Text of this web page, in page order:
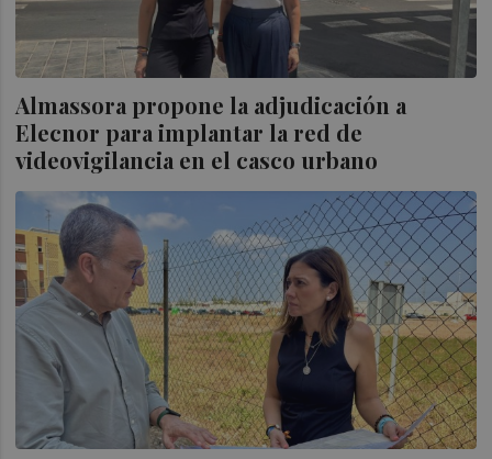
Almassora propone la adjudicación a
Elecnor para implantar la red de
videovigilancia en el casco urbano